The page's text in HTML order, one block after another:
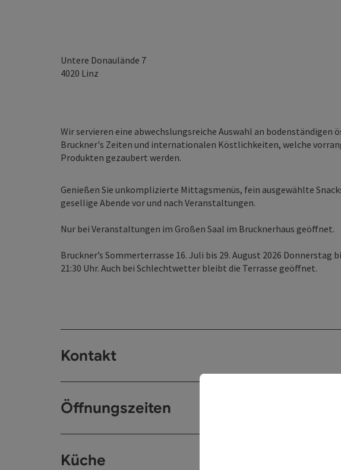
Untere Donaulände 7
4020 Linz
Wir servieren eine abwechslungsreiche Auswahl an bodenständigen
Bruckner's Zeiten und internationalen Köstlichkeiten, welche
Produkten gezaubert werden.
Genießen Sie unkomplizierte Mittagsmenüs, fein ausgewählte
gesellige Abende vor und nach Veranstaltungen.
Nur bei Veranstaltungen im Großen Saal im Brucknerhaus geöffnet.
Bruckner’s Sommerterrasse 16. Juli bis 29. August 2026 Donnerstag
21:30 Uhr. Auch bei Schlechtwetter bleibt die Terrasse geöffnet.
Kontakt
Öffnungszeiten
Küche